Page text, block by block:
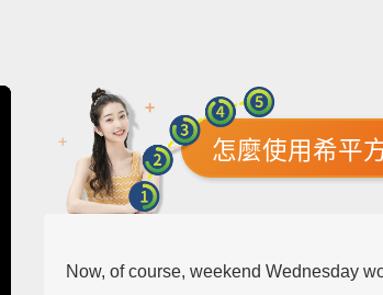
怎麼使用希平
Now, of course, weekend Wednesday